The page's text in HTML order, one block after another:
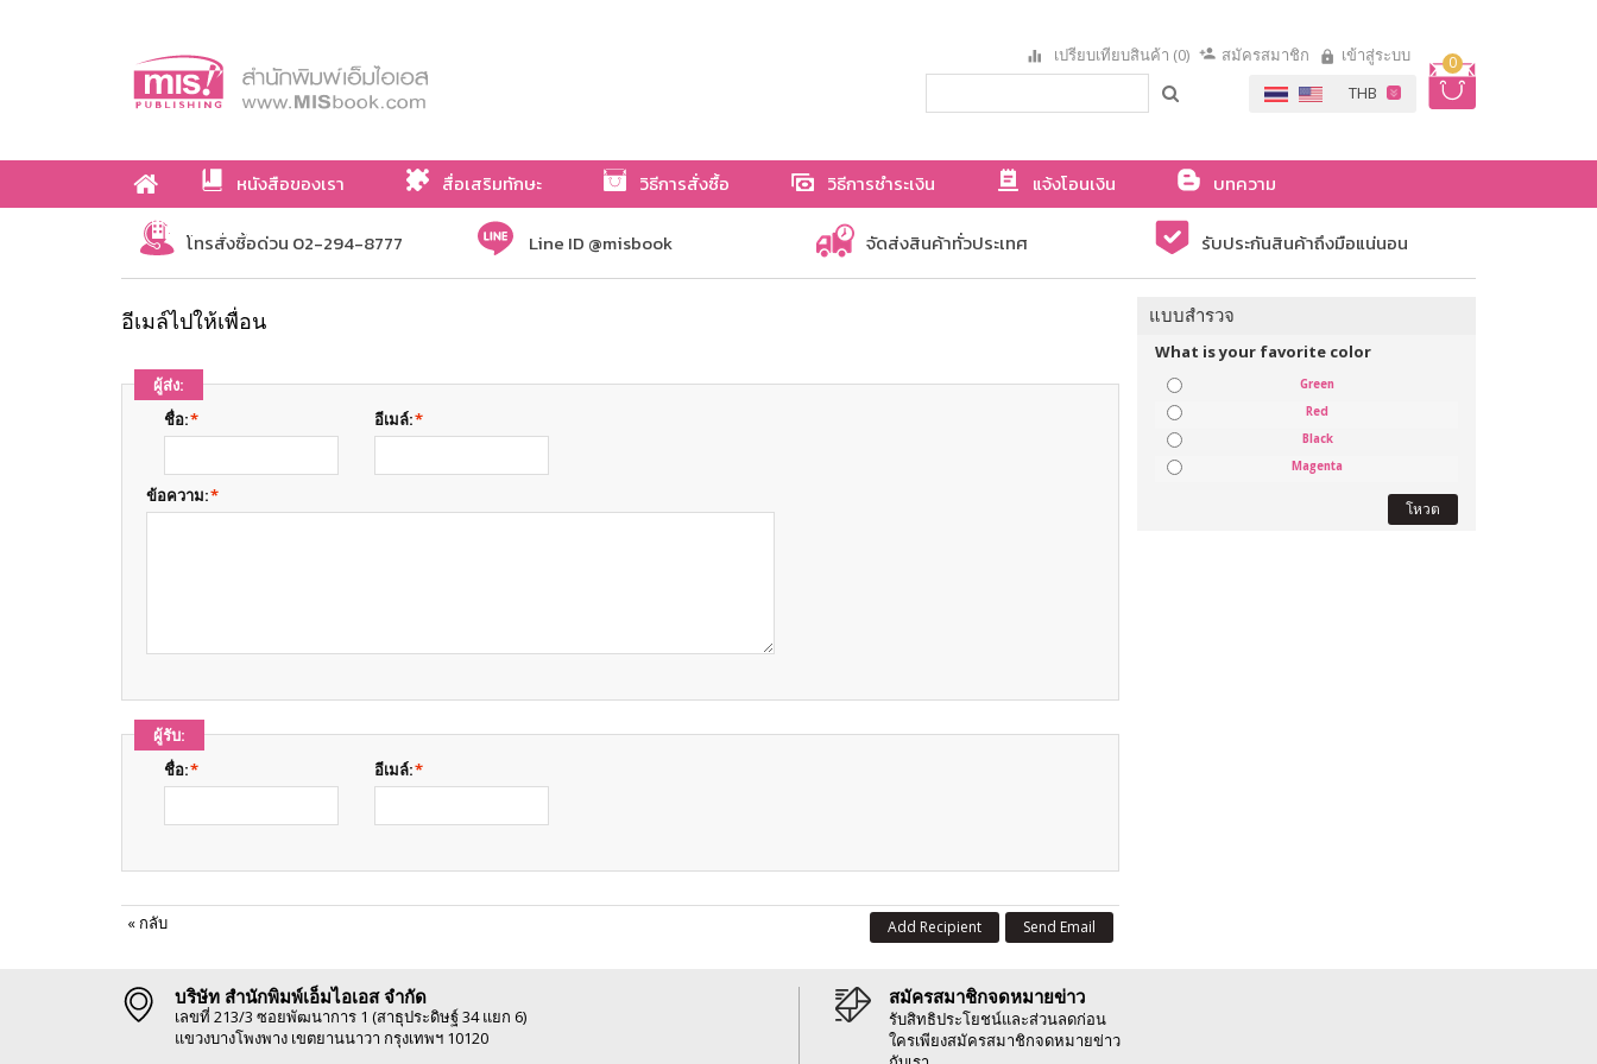
0
เปรียบเทียบสินค้า (0) สมัครสมาชิก เข้าสู่ระบบ
หนังสือของเรา สื่อเสริมทักษะ วิธีการสั่งซื้อ วิธีการชำระเงิน แจ้งโอนเงิน
บทความ
เกี่ยวกับเรา
โทรสั่งซื้อด่วน 02-294-8777 Line ID @misbook จัดส่งสินค้าทั่วประเทศ รับประกันสินค้าถึงมือแน่นอน
อีเมล์ไปให้เพื่อน
ผู้ส่ง:
*
ชื่อ: *
อีเมล์:
*
ข้อความ:
ผู้รับ:
*
ชื่อ: *
อีเมล์:
« กลับ Send Email
Add Recipient
แบบสำรวจ
What is your favorite color
Green
Red
Black
Magenta
โหวต
บริษัท สำนักพิมพ์เอ็มไอเอส จำกัด
เลขที่ 213/3 ซอยพัฒนาการ 1 (สาธุประดิษฐ์ 34 แยก 6)
แขวงบางโพงพาง เขตยานนาวา กรุงเทพฯ 10120
สมัครสมาชิกจดหมายข่าว
รับสิทธิประโยชน์และส่วนลดก่อน
ใครเพียงสมัครสมาชิกจดหมายข่าว